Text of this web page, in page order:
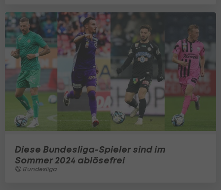
Diese Bundesliga-Spieler sind im
Sommer 2024 ablösefrei
Bundesliga